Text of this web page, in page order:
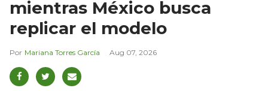
mientras México busca
replicar el modelo
Mariana Torres García Aug 07, 2026